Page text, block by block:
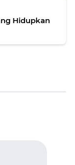
Hidupkan